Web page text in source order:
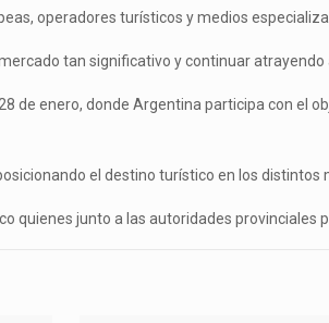
operadores turísticos y medios
tan significativo y continuar
de enero, donde Argentina participa con
el destino turístico en los distintos
quienes junto a las autoridades provinciales